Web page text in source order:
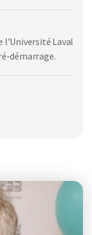
Laval
démarrage.